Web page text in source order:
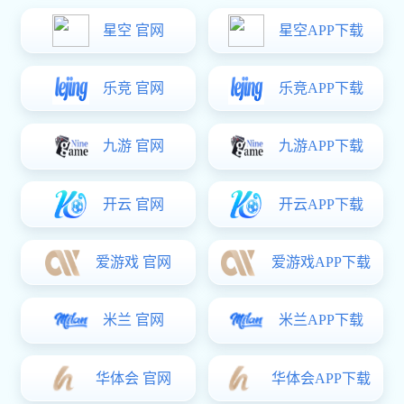
查看更多
您身
yy易游体育有限公司是一家研发、生产、加工